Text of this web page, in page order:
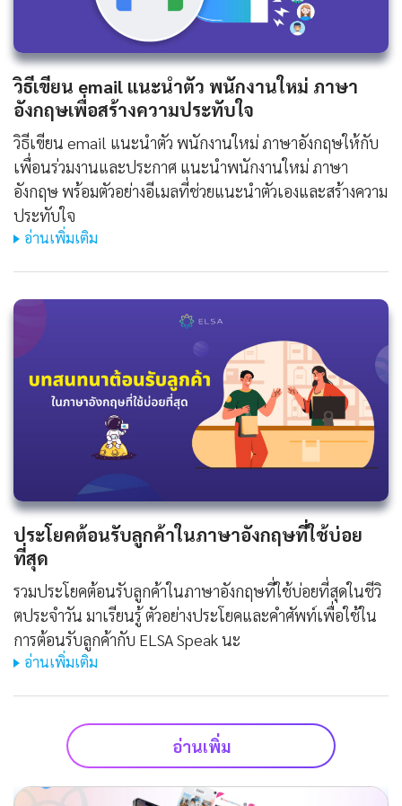
วิธีเขียน email แนะนําตัว พนักงานใหม่ ภาษา
อังกฤษเพื่อสร้างความประทับใจ
วิธีเขียน email แนะนําตัว พนักงานใหม่ ภาษาอังกฤษให้กับ
เพื่อนร่วมงานและประกาศ แนะนําพนักงานใหม่ ภาษา
อังกฤษ พร้อมตัวอย่างอีเมลที่ช่วยแนะนำตัวเองและสร้างความ
ประทับใจ
อ่านเพิ่มเติม
ประโยคต้อนรับลูกค้าในภาษาอังกฤษที่ใช้บ่อย
ที่สุด
รวมประโยคต้อนรับลูกค้าในภาษาอังกฤษที่ใช้บ่อยที่สุดในชีวิ
ตประจําวัน มาเรียนรู้ ตัวอย่างประโยคและคำศัพท์เพื่อใช้ใน
การต้อนรับลูกค้ากับ ELSA Speak นะ
อ่านเพิ่มเติม
อ่านเพิ่ม